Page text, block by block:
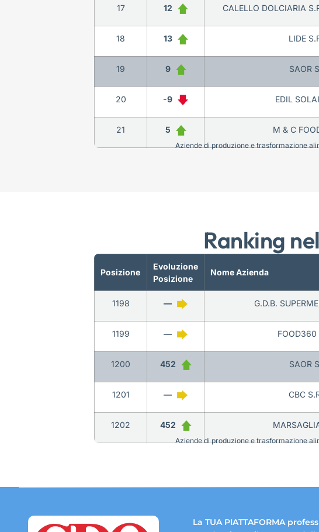
17 12 CALELLO DOLCIARIA
18 13 LIDE
19 9 SAOR
20 -9 EDIL
21 5 M & C
Aziende di produzione e trasformazione
Ranking
Posizione
Evoluzione
Posizione
Nome Azienda
1198 — G.D.B.
1199 — FOOD360
1200 452 SAOR
1201 — CBC
1202 452
Aziende di produzione e trasformazione
La TUA PIATTAFORMA